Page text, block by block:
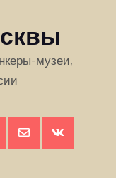
музеи,
Искать:
ПОИСК